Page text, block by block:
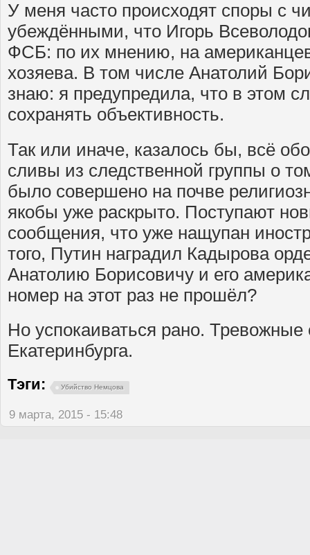
У меня часто происходят споры с
убеждёнными, что Игорь
ФСБ: по их мнению, на американцев
хозяева. В том числе Анатолий
знаю: я предупредила, что в этом
сохранять объективность.
Так или иначе, казалось бы, всё
сливы из следственной группы о
было совершено на почве
якобы уже раскрыто. Поступают
сообщения, что уже нащупан
того, Путин наградил Кадырова
Анатолию Борисовичу и его
номер на этот раз не прошёл?
Но успокаиваться рано. Тревожные
Екатеринбурга.
Тэги: Убийство Немцова
9 марта, 2015 - 15:48